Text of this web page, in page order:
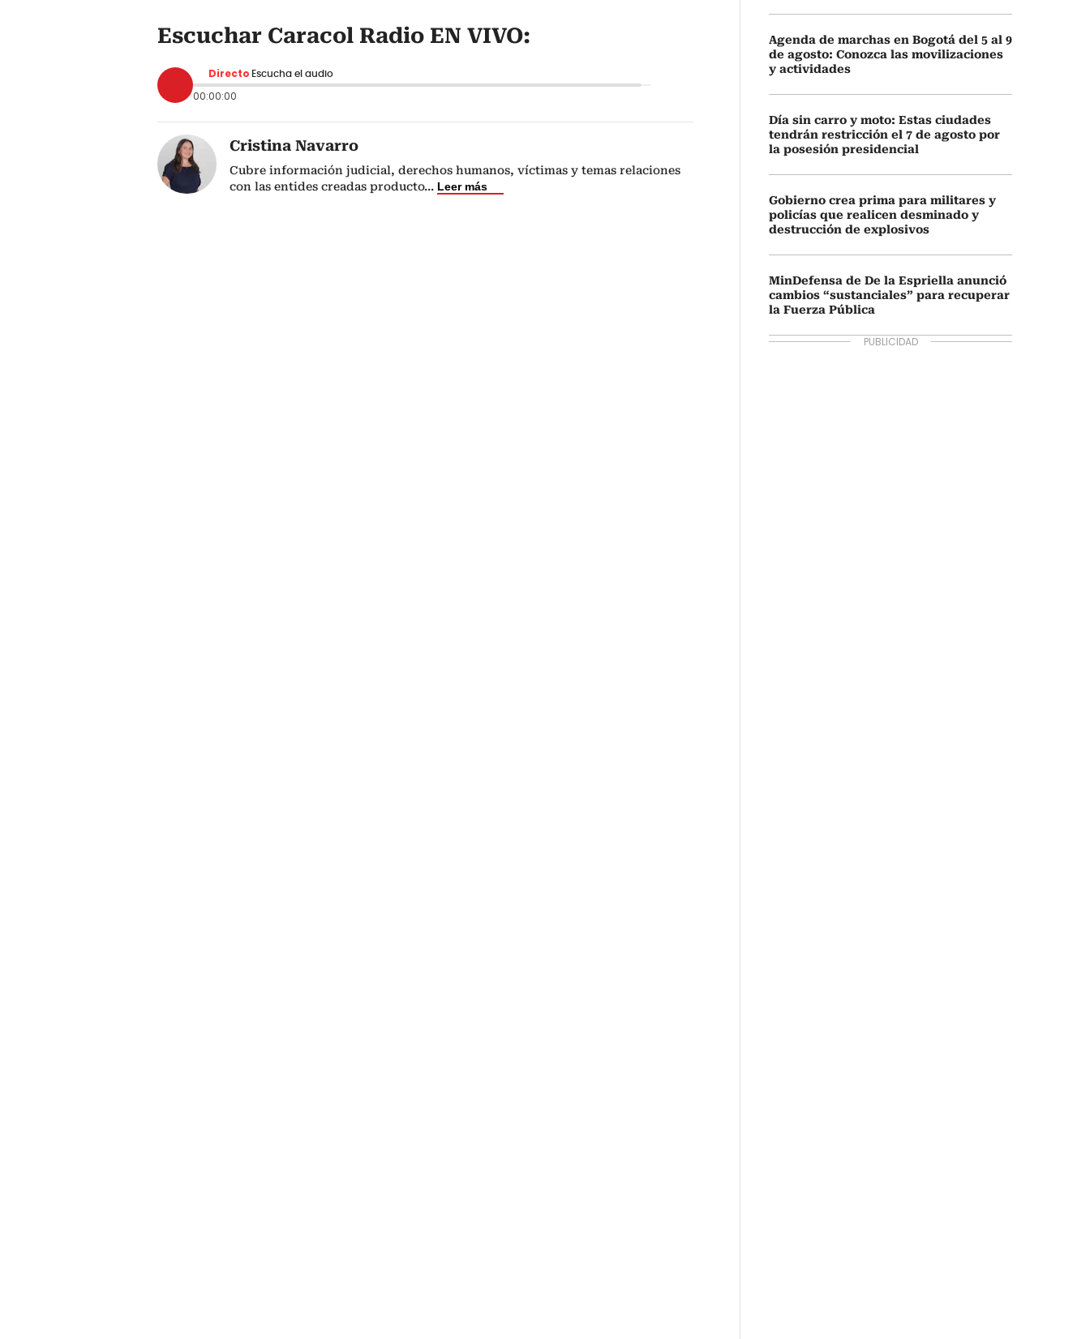
Escuchar Caracol Radio EN VIVO:
Directo Escucha el audio
00:00:00
Cristina Navarro
Cubre información judicial, derechos humanos, víctimas y temas relaciones
con las entides creadas producto... Leer más
Agenda de marchas en Bogotá del 5 al 9
de agosto: Conozca las movilizaciones
y actividades
Día sin carro y moto: Estas ciudades
tendrán restricción el 7 de agosto por
la posesión presidencial
Gobierno crea prima para militares y
policías que realicen desminado y
destrucción de explosivos
MinDefensa de De la Espriella anunció
cambios “sustanciales” para recuperar
la Fuerza Pública